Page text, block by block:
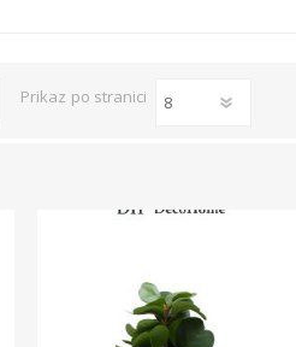
Ukrasi
Stolovi
Prikaz po stranici